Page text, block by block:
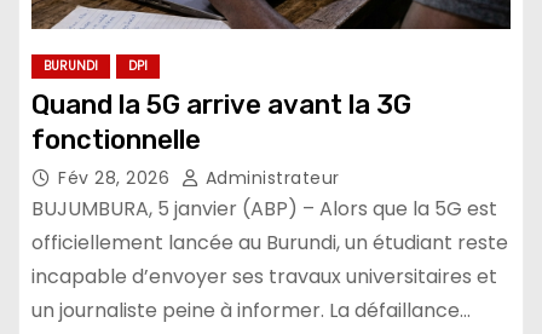
BURUNDI DPI
Quand la 5G arrive avant la 3G
fonctionnelle
Fév 28, 2026 Administrateur
BUJUMBURA, 5 janvier (ABP) – Alors que la 5G est
officiellement lancée au Burundi, un étudiant reste
incapable d’envoyer ses travaux universitaires et
un journaliste peine à informer. La défaillance…